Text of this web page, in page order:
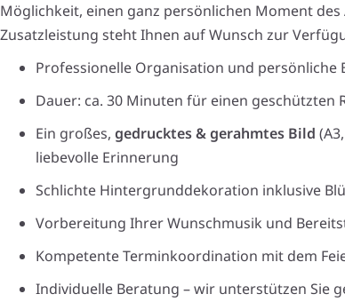
Möglichkeit, einen ganz persönlichen Moment des
Zusatzleistung steht Ihnen auf Wunsch zur
Professionelle Organisation und persönliche
Dauer: ca. 30 Minuten für einen geschützten
Ein großes, gedrucktes & gerahmtes Bild
liebevolle Erinnerung
Schlichte Hintergrunddekoration inklusive
Vorbereitung Ihrer Wunschmusik und
Kompetente Terminkoordination mit dem
Individuelle Beratung – wir unterstützen Sie